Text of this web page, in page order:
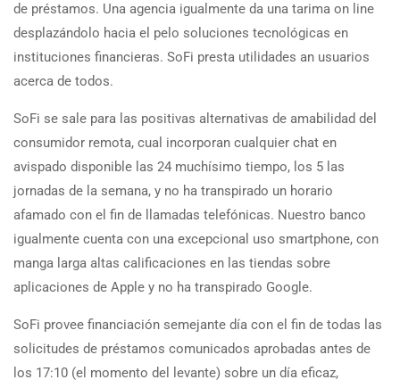
de préstamos. Una agencia igualmente da una tarima on line
desplazándolo hacia el pelo soluciones tecnológicas en
instituciones financieras. SoFi presta utilidades an usuarios
acerca de todos.
SoFi se sale para las positivas alternativas de amabilidad del
consumidor remota, cual incorporan cualquier chat en
avispado disponible las 24 muchísimo tiempo, los 5 las
jornadas de la semana, y no ha transpirado un horario
afamado con el fin de llamadas telefónicas. Nuestro banco
igualmente cuenta con una excepcional uso smartphone, con
manga larga altas calificaciones en las tiendas sobre
aplicaciones de Apple y no ha transpirado Google.
SoFi provee financiación semejante día con el fin de todas las
solicitudes de préstamos comunicados aprobadas antes de
los 17:10 (el momento del levante) sobre un día eficaz,